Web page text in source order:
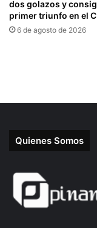
Quienes Somos